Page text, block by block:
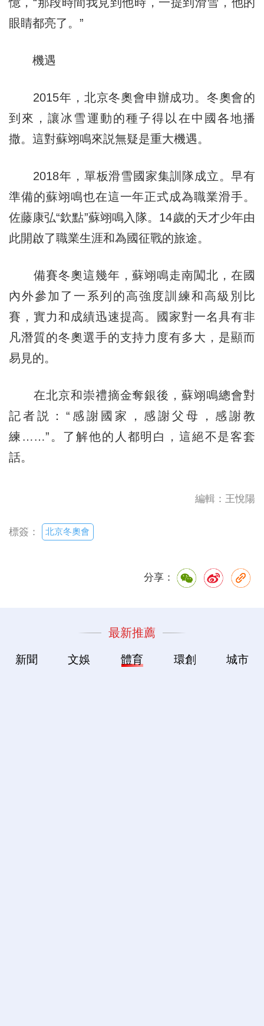
眼睛都亮了。”
機遇
2015年，北京冬奧會申辦成功。冬奧會的
到來，讓冰雪運動的種子得以在中國各地播
撒。這對蘇翊鳴來説無疑是重大機遇。
2018年，單板滑雪國家集訓隊成立。早有
準備的蘇翊鳴也在這一年正式成為職業滑手。
佐藤康弘“欽點”蘇翊鳴入隊。14歲的天才少年由
此開啟了職業生涯和為國征戰的旅途。
備賽冬奧這幾年，蘇翊鳴走南闖北，在國
內外參加了一系列的高強度訓練和高級別比
賽，實力和成績迅速提高。國家對一名具有非
凡潛質的冬奧選手的支持力度有多大，是顯而
易見的。
在北京和崇禮摘金奪銀後，蘇翊鳴總會對
記者説：“感謝國家，感謝父母，感謝教
練……”。了解他的人都明白，這絕不是客套
話。
編輯：王悅陽
標簽： 北京冬奧會
分享：
最新推薦
新聞 文娛 體育 環創 城市